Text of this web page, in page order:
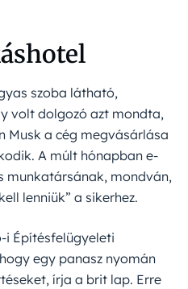
szoba látható,
volt dolgozó azt mondta,
Musk a cég megvásárlása
A múlt hónapban e-
munkatársának, mondván,
lenniük” a sikerhez.
i Építésfelügyeleti
egy panasz nyomán
írja a brit lap. Erre